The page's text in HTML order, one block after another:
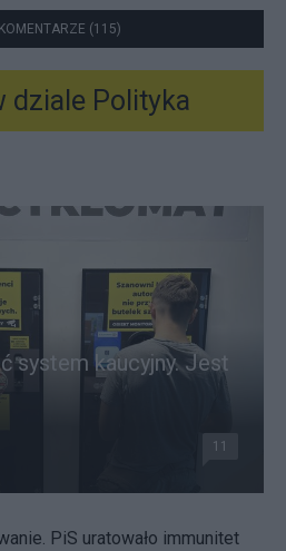
(115)
dziale Polityka
system kaucyjny. Jest
11
PiS uratowało immunitet